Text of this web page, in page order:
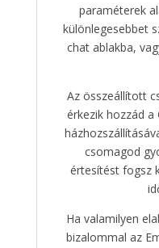
paraméterek
különlegesebbet
chat ablakba,
Az összeállított
érkezik hozzád
csomagod
értesítést fogsz
Ha valamilyen
bizalommal az